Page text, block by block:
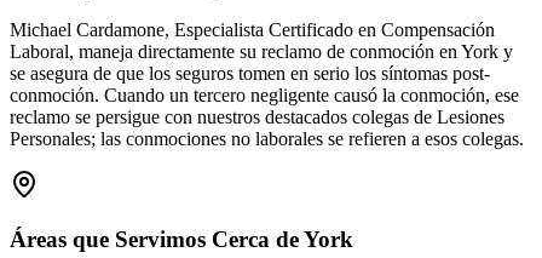
Michael Cardamone, Especialista Certificado en Compensación
Laboral, maneja directamente su reclamo de conmoción en York y
se asegura de que los seguros tomen en serio los síntomas post-
conmoción. Cuando un tercero negligente causó la conmoción, ese
reclamo se persigue con nuestros destacados colegas de Lesiones
Personales; las conmociones no laborales se refieren a esos colegas.
Áreas que Servimos Cerca deYork